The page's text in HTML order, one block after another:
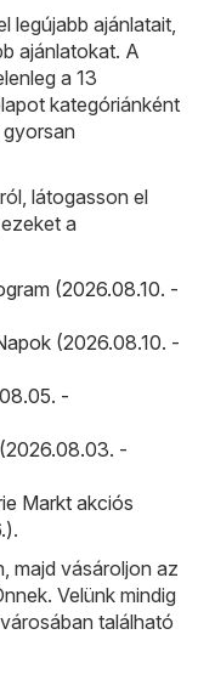
legújabb ajánlatait,
ajánlatokat. A
a 13
kategóriánként
látogasson el
a
(2026.08.10. -
(2026.08.10. -
-
-
Markt akciós
.
majd vásároljon az
Velünk mindig
található